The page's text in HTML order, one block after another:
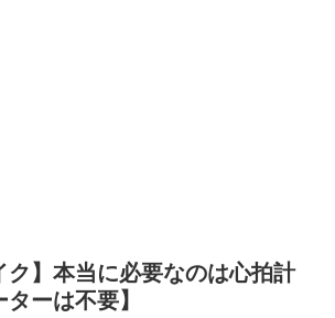
ク】本当に必要なのは心拍計
ターは不要】